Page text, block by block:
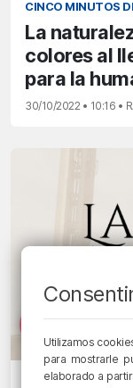
CINCO MINUTOS
La
colores al
para la
30/10/2022 • 10:16 •
LA SANTA MISA
Utilizamos
para mostrarle
elaborado a